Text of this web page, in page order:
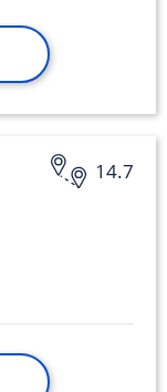
14.7